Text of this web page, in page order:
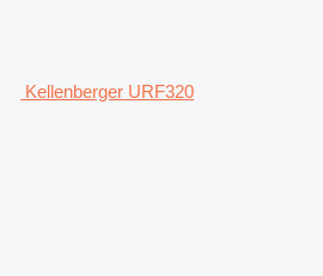
Kellenberger URF320